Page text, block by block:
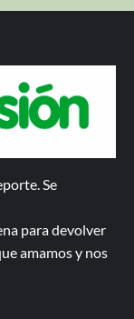
Se
para devolver
amamos y nos